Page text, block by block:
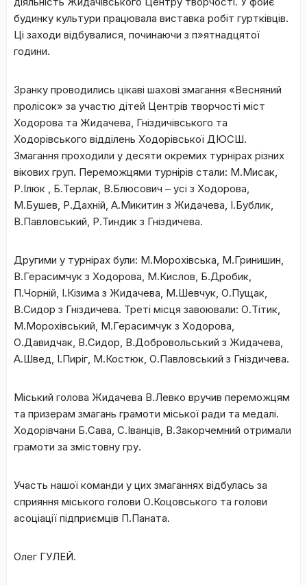
будинку культури працювала виставка робіт гуртківців.
Ці заходи відбувалися, починаючи з п»ятнадцятої
години.
Зранку проводились цікаві шахові змагання «Весняний
пролісок» за участю дітей Центрів творчості міст
Ходорова та Жидачева, Гніздичівського та
Ходорівського відділень Ходорівської ДЮСШ.
Змагання проходили у десяти окремих турнірах різних
вікових груп. Переможцями турнірів стали: М.Мисак,
Р.Ілюк , Б.Терлак, В.Блюсович – усі з Ходорова,
М.Бушев, Р.Дахній, А.Микитин з Жидачева, І.Бублик,
В.Павловський, Р.Тиндик з Гніздичева.
Другими у турнірах були: М.Морохівська, М.Гринишин,
В.Герасимчук з Ходорова, М.Кислов, Б.Дробик,
П.Чорній, І.Кізима з Жидачева, М.Шевчук, О.Пущак,
В.Сидор з Гніздичева. Треті місця завоювали: О.Тітик,
М.Морохівський, М.Герасимчук з Ходорова,
О.Давидчак, В.Сидор, В.Добровольський з Жидачева,
А.Швед, І.Пиріг, М.Костюк, О.Павловський з Гніздичева.
Міський голова Жидачева В.Левко вручив переможцям
та призерам змагань грамоти міської ради та медалі.
Ходорівчани Б.Сава, С.Іванців, В.Закорчемний отримали
грамоти за змістовну гру.
Участь нашої команди у цих змаганнях відбулась за
сприяння міського голови О.Коцовського та голови
асоціації підприємців П.Паната.
Олег ГУЛЕЙ.